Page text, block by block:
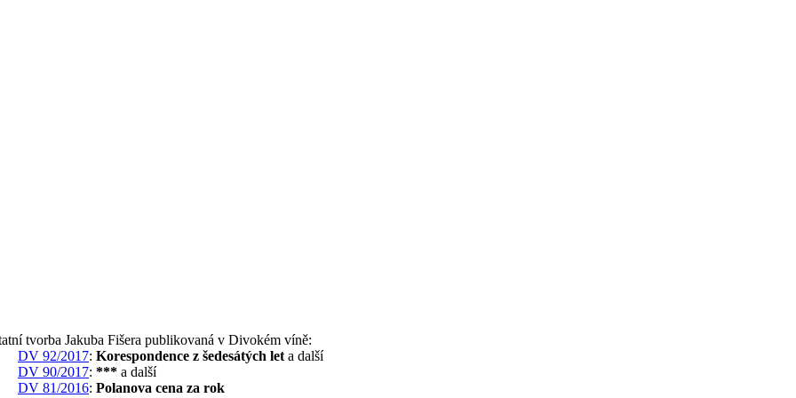
tvorba Jakuba Fišera publikovaná v Divokém víně:
DV 92/2017: Korespondence z šedesátých let a další
DV 90/2017: *** a další
DV 81/2016: Polanova cena za rok